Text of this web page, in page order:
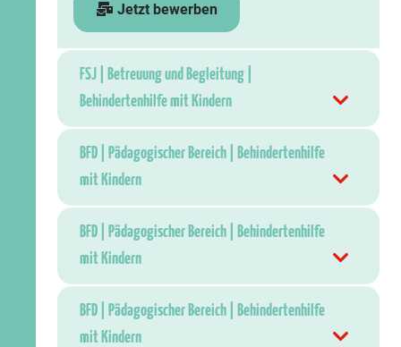
Jetzt bewerben
FSJ | Betreuung und Begleitung |
Behindertenhilfe mit Kindern
BFD | Pädagogischer Bereich | Behindertenhilfe
mit Kindern
BFD | Pädagogischer Bereich | Behindertenhilfe
mit Kindern
BFD | Pädagogischer Bereich | Behindertenhilfe
mit Kindern